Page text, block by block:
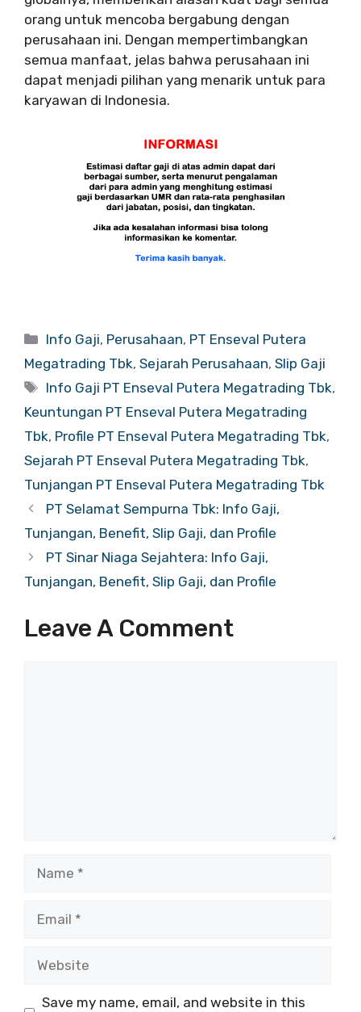
orang untuk mencoba bergabung dengan
perusahaan ini. Dengan mempertimbangkan
semua manfaat, jelas bahwa perusahaan ini
dapat menjadi pilihan yang menarik untuk para
karyawan di Indonesia.
Categories
Info Gaji, Perusahaan, PT Enseval Putera
Megatrading Tbk, Sejarah Perusahaan, Slip Gaji
Tags
Info Gaji PT Enseval Putera Megatrading Tbk,
Keuntungan PT Enseval Putera Megatrading
Tbk, Profile PT Enseval Putera Megatrading Tbk,
Sejarah PT Enseval Putera Megatrading Tbk,
Tunjangan PT Enseval Putera Megatrading Tbk
PT Selamat Sempurna Tbk: Info Gaji,
Tunjangan, Benefit, Slip Gaji, dan Profile
PT Sinar Niaga Sejahtera: Info Gaji,
Tunjangan, Benefit, Slip Gaji, dan Profile
Leave A Comment
Save my name, email, and website in this